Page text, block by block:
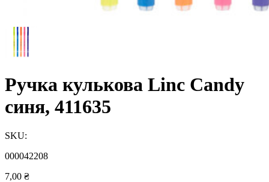
Ручка кулькова Linc Candy
синя, 411635
SKU:
000042208
7,00 ₴